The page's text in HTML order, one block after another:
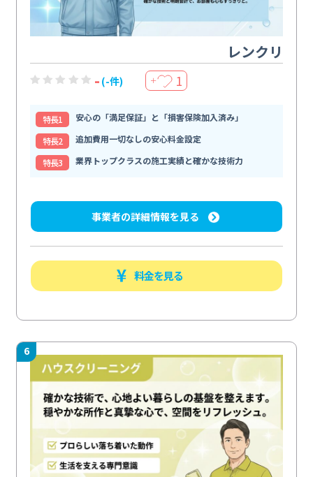
レンクリ
- (-件) ＋ 1
特⻑1
安心の「満足保証」と「損害保険加入済み」
特⻑2
追加費用一切なしの安心料金設定
特⻑3
業界トップクラスの施工実績と確かな技術力
事業者の詳細情報を見る
料金を見る
6